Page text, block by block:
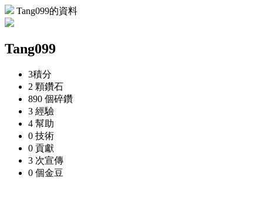
Tang099的資料
Tang099
3積分
2 顆鑽石
890 個碎鑽
3 經驗
4 幫助
0 技術
0 貢獻
3 次宣傳
0 個金豆